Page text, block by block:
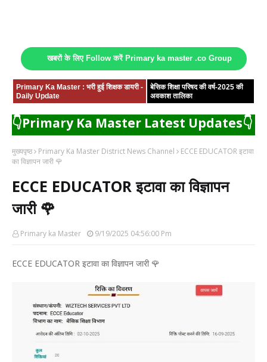
खबरों के लिए Follow करें Primary ka master .co Group
Primary Ka Master : भरी हुई शिक्षक डायरी -
Daily Update
बेसिक शिक्षा परिषद की वर्ष-2025 की
अवकाश तालिका
👇Primary Ka Master Latest Updates👇
मुख्यपृष्ठ Primary Ka Master District News Channel
ECCE EDUCATOR इटावा
का विज्ञापन जारी 🌹
ECCE EDUCATOR इटावा का विज्ञापन
जारी 🌹
Primary ka Master 9/19/2025 04:56:00 Pm
ECCE EDUCATOR इटावा का विज्ञापन जारी 🌹